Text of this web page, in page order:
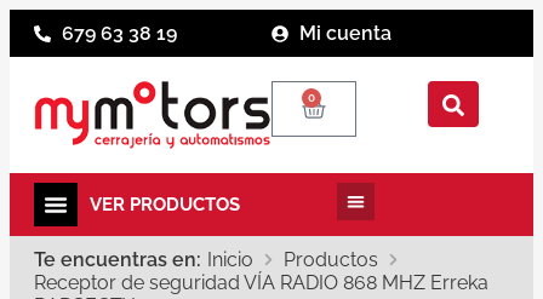
679 63 38 19 Mi cuenta
0
Te encuentras en: Inicio
Productos
Receptor de seguridad VÍA RADIO 868 MHZ Erreka